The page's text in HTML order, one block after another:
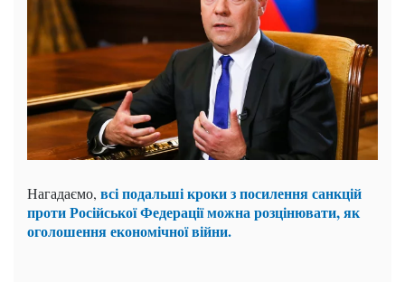
Нагадаємо, всі подальші кроки з посилення санкцій
проти Російської Федерації можна розцінювати, як
оголошення економічної війни.